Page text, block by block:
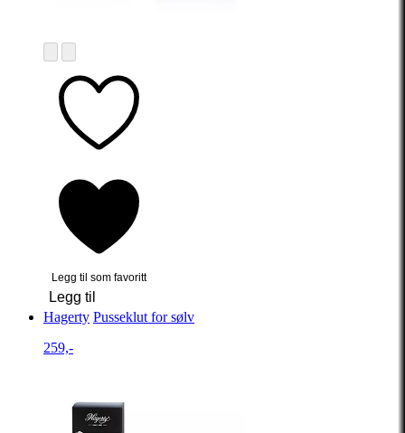
Legg til som favoritt
Legg til
Hagerty Pusseklut for sølv
259,-